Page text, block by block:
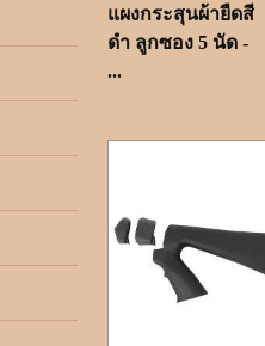
แผงกระสุนผ้ายืดสี
ดำ ลูกซอง 5 นัด -
...